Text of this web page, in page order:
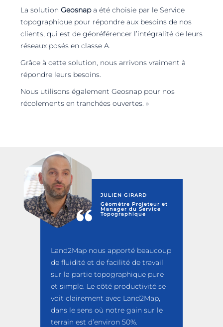
La solution Geosnapa été choisie par le Service
topographique pour répondre aux besoins de nos
clients, qui est de géoréférencer l’intégralité de leurs
réseaux posés en classe A.
Grâce à cette solution, nous arrivons vraiment à
répondre leurs besoins.
Nous utilisons également Geosnap pour nos
récolements en tranchées ouvertes. »
JULIEN GIRARD
Géomètre Projeteur et
Manager du Service
Topographique
Land2Map nous apporté beaucoup
de fluidité et de facilité de travail
sur la partie topographique pure
et simple. Le côté productivité se
voit clairement avec Land2Map,
dans le sens où notre gain sur le
terrain est d’environ 50%.